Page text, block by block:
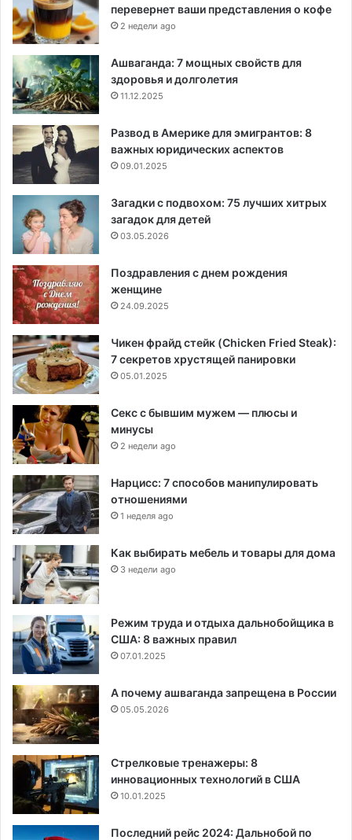
перевернет ваши представления о кофе
2 недели ago
Ашваганда: 7 мощных свойств для
здоровья и долголетия
11.12.2025
Развод в Америке для эмигрантов: 8
важных юридических аспектов
09.01.2025
Загадки с подвохом: 75 лучших хитрых
загадок для детей
03.05.2026
Поздравления с днем рождения
женщине
24.09.2025
Чикен фрайд стейк (Chicken Fried Steak):
7 секретов хрустящей панировки
05.01.2025
Секс с бывшим мужем — плюсы и
минусы
2 недели ago
Нарцисс: 7 способов манипулировать
отношениями
1 неделя ago
Как выбирать мебель и товары для дома
3 недели ago
Режим труда и отдыха дальнобойщика в
США: 8 важных правил
07.01.2025
А почему ашваганда запрещена в России
05.05.2026
Стрелковые тренажеры: 8
инновационных технологий в США
10.01.2025
Последний рейс 2024: Дальнобой по